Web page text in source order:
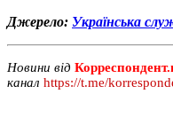
Джерело: Українська
Новини від
канал https://t.me/